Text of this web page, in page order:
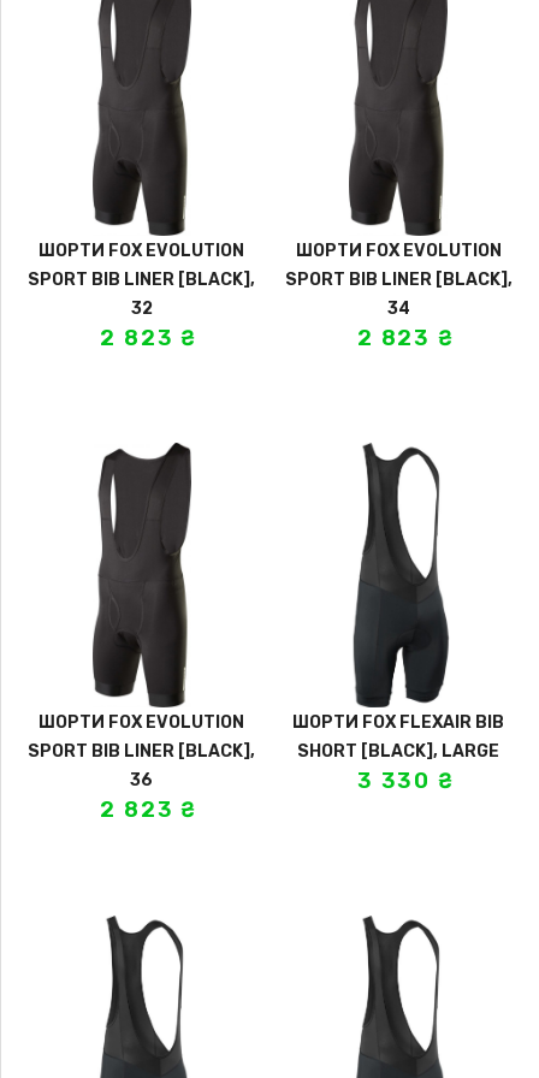
ШОРТИ FOX EVOLUTION
SPORT BIB LINER [BLACK],
32
2 823₴
ШОРТИ FOX EVOLUTION
SPORT BIB LINER [BLACK],
34
2 823 ₴
ШОРТИ FOX EVOLUTION
SPORT BIB LINER [BLACK],
36
2 823₴
ШОРТИ FOX FLEXAIR BIB
SHORT [BLACK], LARGE
3 330 ₴